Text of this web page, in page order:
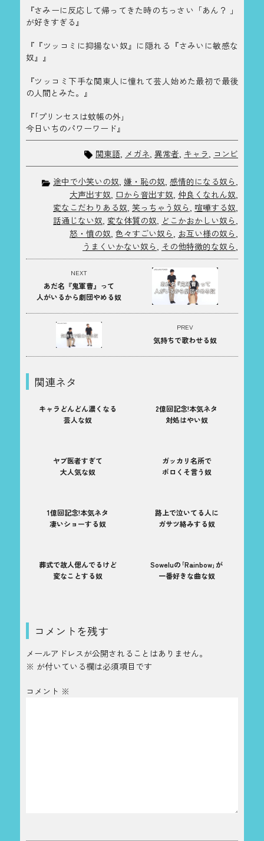
『さみーに反応して帰ってきた時のちっさい「あん？ 」
が好きすぎる』
『『ツッコミに抑揚ない奴』に隠れる『さみいに敏感な
奴』』
『ツッコミ下手な関東人に憧れて芸人始めた最初で最後
の人間とみた。』
『｢プリンセスは蚊帳の外｣
今日いちのパワーワード』
関東語 メガネ 異常者 キャラ コンビ
途中で小笑いの奴, 嫌・恥の奴, 感情的になる奴ら,
大声出す奴, 口から音出す奴, 仲良くなれん奴,
変なこだわりある奴, 笑っちゃう奴ら, 喧嘩する奴,
話通じない奴, 変な体質の奴, どこかおかしい奴ら,
怒・憤の奴, 色々すごい奴ら, お互い様の奴ら,
うまくいかない奴ら, その他特徴的な奴ら,
PREV
気持ちで歌わせる奴
NEXT
あだ名『鬼軍曹』って
人がいるから劇団やめる奴
関連ネタ
キャラどんどん濃くなる
芸人な奴
2億回記念!本気ネタ
対処はやい奴
ヤブ医者すぎて
大人気な奴
ガッカリ名所で
ボロくそ言う奴
1億回記念!本気ネタ
凄いショーする奴
路上で泣いてる人に
ガサツ絡みする奴
葬式で故人偲んでるけど
変なことする奴
Soweluの｢Rainbow｣が
一番好きな曲な奴
コメントを残す
メールアドレスが公開されることはありません。
※ が付いている欄は必須項目です
コメント ※